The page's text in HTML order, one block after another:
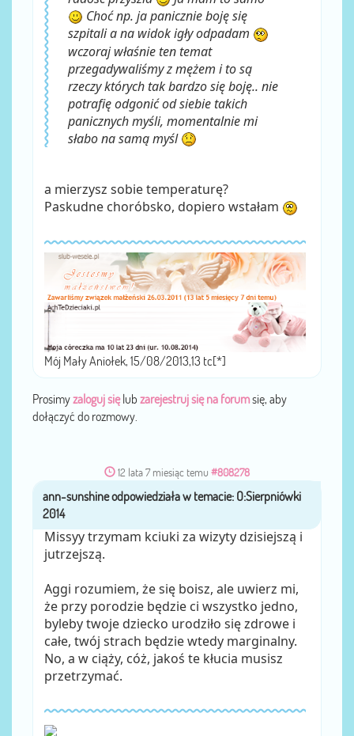
Choć np. ja panicznie boję się
szpitali a na widok igły odpadam
wczoraj właśnie ten temat
przegadywaliśmy z mężem i to są
rzeczy których tak bardzo się boję.. nie
potrafię odgonić od siebie takich
panicznych myśli, momentalnie mi
słabo na samą myśl
a mierzysz sobie temperaturę?
Paskudne choróbsko, dopiero wstałam
Mój Mały Aniołek, 15/08/2013,13 tc[*]
Prosimyzaloguj sięlub zarejestruj się na forumsię, aby
dołączyć do rozmowy.
12 lata 7 miesiąc temu #808278
przezann-sunshine
Missyy trzymam kciuki za wizyty dzisiejszą i
jutrzejszą.
Aggi rozumiem, że się boisz, ale uwierz mi,
że przy porodzie będzie ci wszystko jedno,
byleby twoje dziecko urodziło się zdrowe i
całe, twój strach będzie wtedy marginalny.
No, a w ciąży, cóż, jakoś te kłucia musisz
przetrzymać.